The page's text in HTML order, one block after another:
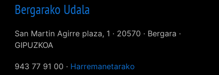
Bergarako Udala
San Martin Agirre plaza, 1 · 20570 · Bergara ·
GIPUZKOA
943 77 91 00 · Harremanetarako